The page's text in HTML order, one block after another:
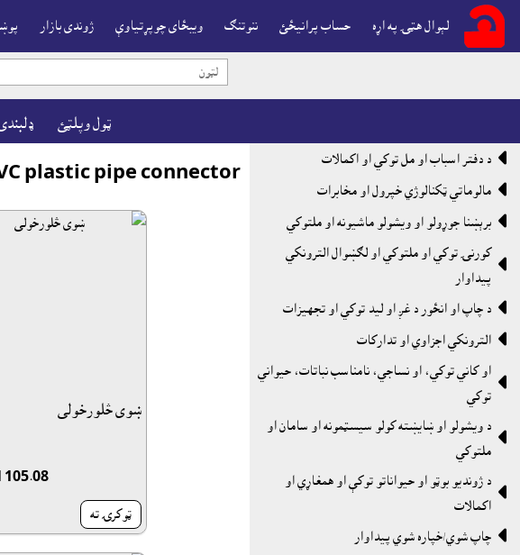
لېوال هټۍ په اړه حساب پرانيځئ ننوتنګ ويبځاى چوپړتياوې ژوندى بازار
ټول وپلټئ
 د دفتر اسباب او مل توکي او اکمالات
 مالوماتي ټکنالوژي خپرول او مخابرات
 برېښنا جوړولو او ويشولو ماشيونه او ملتوکي

کورنۍ توکي او ملتوکي او لګښوال الترونکي
پيداوار
 د چاپ او انځور د غږ او ليد توکي او تجهيزات
 الترونکي اجزاوي او تدارکات
 او کاني توکي، او نساجي، نامناسب نباتات، حيواني
توکي
 د ويشولو او ښايښته کولو سيسټمونه او سامان او
ملتوکي
 د ژونديو بوټو او حيواناتو توکې او همغاړي او
اكمالات
 چاپ شوي/خپاره شوي پيداوار
plastic pipe connector
ښوى څلورخولى
105.08
ټوکرۍ ته